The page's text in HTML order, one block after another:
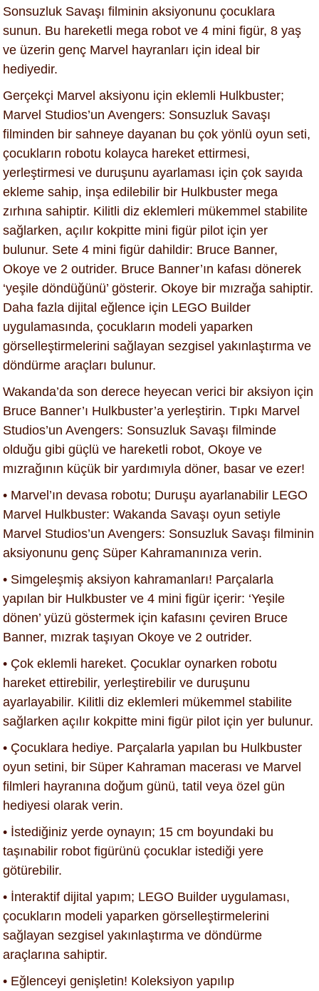
Sonsuzluk Savaşı filminin aksiyonunu çocuklara
sunun. Bu hareketli mega robot ve 4 mini figür, 8 yaş
ve üzerin genç Marvel hayranları için ideal bir
hediyedir.
Gerçekçi Marvel aksiyonu için eklemli Hulkbuster;
Marvel Studios’un Avengers: Sonsuzluk Savaşı
filminden bir sahneye dayanan bu çok yönlü oyun seti,
çocukların robotu kolayca hareket ettirmesi,
yerleştirmesi ve duruşunu ayarlaması için çok sayıda
ekleme sahip, inşa edilebilir bir Hulkbuster mega
zırhına sahiptir. Kilitli diz eklemleri mükemmel stabilite
sağlarken, açılır kokpitte mini figür pilot için yer
bulunur. Sete 4 mini figür dahildir: Bruce Banner,
Okoye ve 2 outrider. Bruce Banner’ın kafası dönerek
‘yeşile döndüğünü’ gösterir. Okoye bir mızrağa sahiptir.
Daha fazla dijital eğlence için LEGO Builder
uygulamasında, çocukların modeli yaparken
görselleştirmelerini sağlayan sezgisel yakınlaştırma ve
döndürme araçları bulunur.
Wakanda’da son derece heyecan verici bir aksiyon için
Bruce Banner’ı Hulkbuster’a yerleştirin. Tıpkı Marvel
Studios’un Avengers: Sonsuzluk Savaşı filminde
olduğu gibi güçlü ve hareketli robot, Okoye ve
mızrağının küçük bir yardımıyla döner, basar ve ezer!
• Marvel’ın devasa robotu; Duruşu ayarlanabilir LEGO
Marvel Hulkbuster: Wakanda Savaşı oyun setiyle
Marvel Studios’un Avengers: Sonsuzluk Savaşı filminin
aksiyonunu genç Süper Kahramanınıza verin.
• Simgeleşmiş aksiyon kahramanları! Parçalarla
yapılan bir Hulkbuster ve 4 mini figür içerir: ‘Yeşile
dönen’ yüzü göstermek için kafasını çeviren Bruce
Banner, mızrak taşıyan Okoye ve 2 outrider.
• Çok eklemli hareket. Çocuklar oynarken robotu
hareket ettirebilir, yerleştirebilir ve duruşunu
ayarlayabilir. Kilitli diz eklemleri mükemmel stabilite
sağlarken açılır kokpitte mini figür pilot için yer bulunur.
• Çocuklara hediye. Parçalarla yapılan bu Hulkbuster
oyun setini, bir Süper Kahraman macerası ve Marvel
filmleri hayranına doğum günü, tatil veya özel gün
hediyesi olarak verin.
• İstediğiniz yerde oynayın; 15 cm boyundaki bu
taşınabilir robot figürünü çocuklar istediği yere
götürebilir.
• İnteraktif dijital yapım; LEGO Builder uygulaması,
çocukların modeli yaparken görselleştirmelerini
sağlayan sezgisel yakınlaştırma ve döndürme
araçlarına sahiptir.
• Eğlenceyi genişletin! Koleksiyon yapılıp